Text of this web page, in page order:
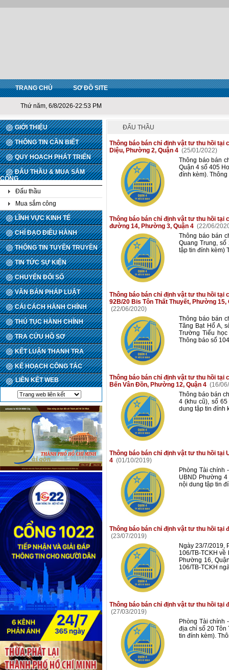
TRANG CHỦ SƠ ĐỒ SITE
Thứ năm, 6/8/2026-22:53 PM
GIỚI THIỆU
THÔNG TIN CẦN BIẾT
QUY HOẠCH PHÁT TRIỂN
ĐẤU THẦU & MUA SẮM
CÔNG
Đấu thầu
Mua sắm công
LĨNH VỰC KINH TẾ
CHỈ ĐẠO ĐIỀU HÀNH
THÔNG TIN TUYÊN TRUYỀN
TIN TỨC SỰ KIỆN
CHUYỂN ĐỔI SỐ
VĂN BẢN PHÁP LUẬT
CẢI CÁCH HÀNH CHÍNH
THỦ TỤC HÀNH CHÍNH
TRA CỨU HỒ SƠ
KẾT LUẬN THANH TRA
KẾ HOẠCH CÔNG TÁC
LIÊN KẾT WEB
ĐẤU THẦU
Thông báo bán chỉ định vật tư thu hồi tại
Diệu, Phường 2, Quận 4 (25/01/2022)
Thông báo bán
Quận 4 số 405
đính kèm).
Thông báo bán chỉ định vật tư thu hồi tại
đường 14, Phường 3, Quận 4 (22/06/
Thông báo bán
Quang Trung,
tập tin đính kèm)
Thông báo bán chỉ định vật tư thu hồi
92B/20 Bis Tôn Thất Thuyết, Phường
(22/06/2020)
Thông báo bán
Tăng Bạt Hổ A,
Trường Tiểu
Thông báo số
Thông báo bán chỉ định vật tư thu hồi tại
Bến Vân Đồn, Phường 12, Quận 4 (16/
Thông báo bán
4 (khu cũ), số
dung tập tin đính
Thông báo bán chỉ định vật tư thu hồi tại
4 (01/10/2019)
Phòng Tài chính
UBND Phường
nội dung tập tin
Thông báo bán chỉ định vật tư thu hồi tại
(23/07/2019)
Ngày 23/7/2019,
106/TB-TCKH
Phường 16,
106/TB-TCKH
Thông báo bán chỉ định vật tư thu hồi tại
(27/03/2019)
Phòng Tài chính
địa chỉ số 20 Tôn
tin đính kèm).